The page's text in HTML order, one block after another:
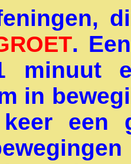
.
minuut
in
een